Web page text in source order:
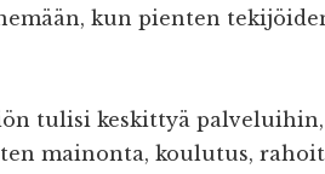
kun pienten
tulisi keskittyä
mainonta, koulutus,